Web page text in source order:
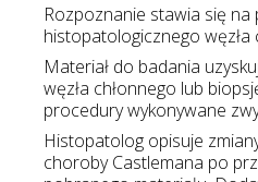
Rozpoznanie stawia się
histopatologicznego węzła
Materiał do badania
węzła chłonnego lub
procedury wykonywane
Histopatolog opisuje
choroby Castlemana po